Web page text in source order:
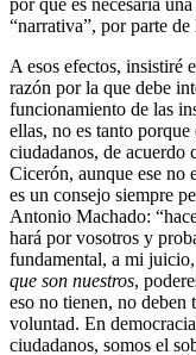
“narrativa”, por parte
A esos efectos, insistiré
razón por la que debe
funcionamiento de las
ellas, no es tanto
ciudadanos, de acuerdo
Cicerón, aunque ese no
es un consejo siempre
Antonio Machado:
hará por vosotros y
fundamental, a mi
que son nuestros,
eso no tienen, no deben
voluntad. En
ciudadanos, somos el